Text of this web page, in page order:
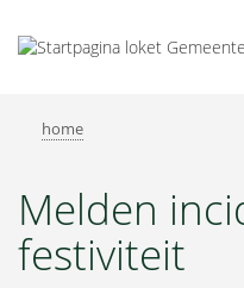
home
Melden
festiviteit